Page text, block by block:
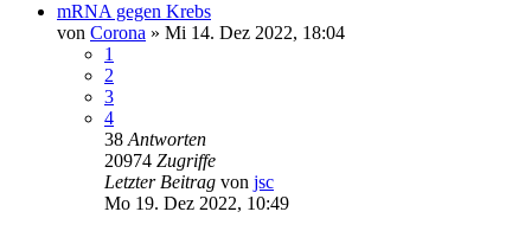
mRNA gegen Krebs
von Corona » Mi 14. Dez 2022, 18:04
1
2
3
4
38 Antworten
20974 Zugriffe
Letzter Beitrag von jsc
Mo 19. Dez 2022, 10:49